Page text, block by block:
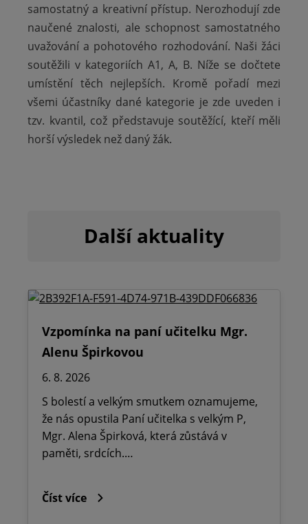
samostatný a kreativní přístup. Nerozhodují zde
naučené znalosti, ale schopnost samostatného
uvažování a pohotového rozhodování. Naši žáci
soutěžili v kategoriích A1, A, B. Níže se dočtete
umístění těch nejlepších. Kromě pořadí mezi
všemi účastníky dané kategorie je zde uveden i
tzv. kvantil, což představuje soutěžící, kteří měli
horší výsledek než daný žák.
Další aktuality
Vzpomínka na paní učitelku Mgr.
Alenu Špirkovou
6. 8. 2026
S bolestí a velkým smutkem oznamujeme,
že nás opustila Paní učitelka s velkým P,
Mgr. Alena Špirková, která zůstává v
paměti, srdcích.…
Číst více